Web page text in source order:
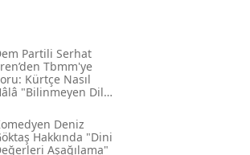
Partili Serhat
Tbmm'ye
Kürtçe Nasıl
"bilinmeyen Dil"
Nedir?"
Deniz
Hakkında "dini
Aşağılama"